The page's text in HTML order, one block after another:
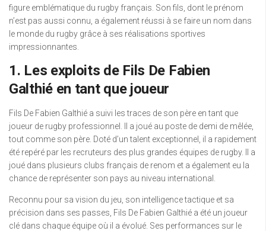
figure emblématique du rugby français. Son fils, dont le prénom
n’est pas aussi connu, a également réussi à se faire un nom dans
le monde du rugby grâce à ses réalisations sportives
impressionnantes.
1. Les exploits de Fils De Fabien
Galthié en tant que joueur
Fils De Fabien Galthié a suivi les traces de son père en tant que
joueur de rugby professionnel. Il a joué au poste de demi de mêlée,
tout comme son père. Doté d’un talent exceptionnel, il a rapidement
été repéré par les recruteurs des plus grandes équipes de rugby. Il a
joué dans plusieurs clubs français de renom et a également eu la
chance de représenter son pays au niveau international.
Reconnu pour sa vision du jeu, son intelligence tactique et sa
précision dans ses passes, Fils De Fabien Galthié a été un joueur
clé dans chaque équipe où il a évolué. Ses performances sur le